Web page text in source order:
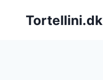
Tortellini.dk